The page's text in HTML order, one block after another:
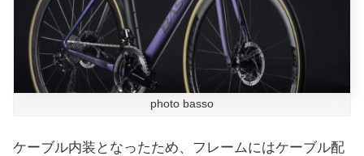
photo basso
ケーブル内装となったため、フレームにはケーブル配